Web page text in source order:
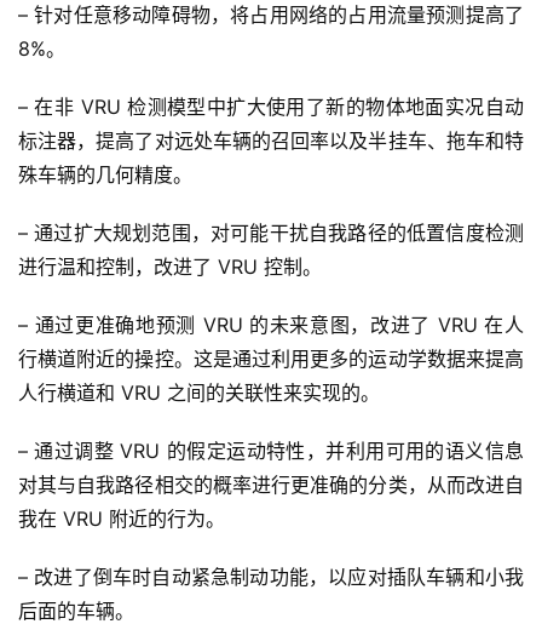
– 针对任意移动障碍物，将占用网络的占用流量预测提高了
8%。
– 在非 VRU 检测模型中扩大使用了新的物体地面实况自动
标注器，提高了对远处车辆的召回率以及半挂车、拖车和特
殊车辆的几何精度。
– 通过扩大规划范围，对可能干扰自我路径的低置信度检测
进行温和控制，改进了 VRU 控制。
– 通过更准确地预测 VRU 的未来意图，改进了 VRU 在人
行横道附近的操控。这是通过利用更多的运动学数据来提高
人行横道和 VRU 之间的关联性来实现的。
– 通过调整 VRU 的假定运动特性，并利用可用的语义信息
对其与自我路径相交的概率进行更准确的分类，从而改进自
我在 VRU 附近的行为。
– 改进了倒车时自动紧急制动功能，以应对插队车辆和小我
后面的车辆。